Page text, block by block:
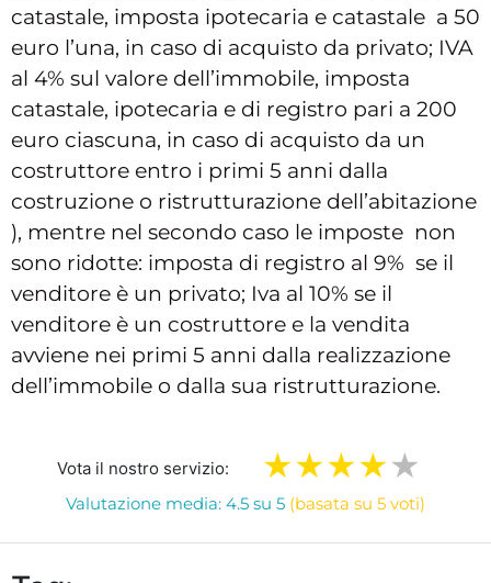
catastale, imposta ipotecaria e catastale a 50
euro l’una, in caso di acquisto da privato; IVA
al 4% sul valore dell’immobile, imposta
catastale, ipotecaria e di registro pari a 200
euro ciascuna, in caso di acquisto da un
costruttore entro i primi 5 anni dalla
costruzione o ristrutturazione dell’abitazione
), mentre nel secondo caso le imposte non
sono ridotte: imposta di registro al 9% se il
venditore è un privato; Iva al 10% se il
venditore è un costruttore e la vendita
avviene nei primi 5 anni dalla realizzazione
dell’immobile o dalla sua ristrutturazione.
Vota il nostro servizio:
Valutazione media: 4.5 su 5 (basata su 5 voti)